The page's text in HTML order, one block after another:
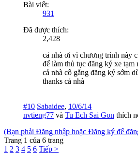
Bài viết:
931
Đã được thích:
2,428
cả nhà ơi vì chương trình này
để làm thủ tục đăng ký xe tạm
cả nhà cố gắng đăng ký sớm
thanks cả nhà
#10 Sabaidee, 10/6/14
nvtieng77 và Tu Ech Sai Gon thích
(Bạn phải Đăng nhập hoặc Đăng ký để
Trang 1 của 6 trang
1 2 3 4 5 6 Tiếp >